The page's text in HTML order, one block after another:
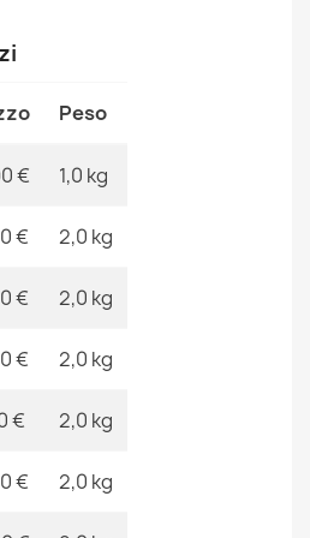
SISAL SION A5165A
2000000121888
Kabis_21493
Peso
€ 1,0 kg
€ 2,0 kg
€ 2,0 kg
€ 2,0 kg
€ 2,0 kg
€ 2,0 kg